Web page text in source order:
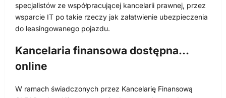
specjalistów ze współpracującej kancelarii prawnej, przez
wsparcie IT po takie rzeczy jak załatwienie ubezpieczenia
do leasingowanego pojazdu.
Kancelaria finansowa dostępna…
online
W ramach świadczonych przez Kancelarię Finansową